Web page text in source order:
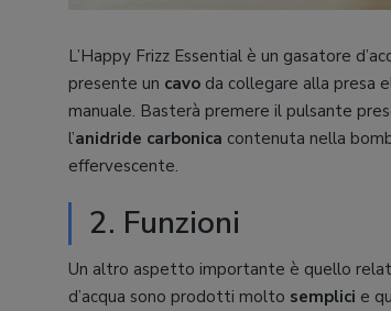
L’Happy Frizz Essential è un gasatore
presente un cavo da collegare alla presa
manuale. Basterà premere il pulsante
l’anidride carbonica contenuta nella
effervescente.
2. Funzioni
Un altro aspetto importante è quello
d’acqua sono prodotti molto semplici e